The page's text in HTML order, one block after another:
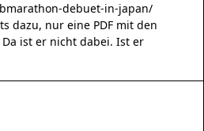
debuet-in-japan/
dazu, nur eine PDF mit den
ist er nicht dabei. Ist er